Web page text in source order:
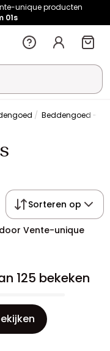
unique producten
01s
Beddengoed -
Sorteren op
Vente-unique
125 bekeken